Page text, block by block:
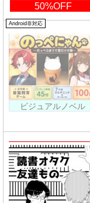
50%OFF
Android非対応
ビジュアルノベル